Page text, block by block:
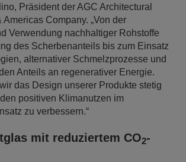
Präsident der AGC Architectural
Americas Company. „Von der
Verwendung nachhaltiger Rohstoffe
des Scherbenanteils bis zum Einsatz
alternativer Schmelzprozesse und
Anteils an regenerativer Energie.
das Design unserer Produkte stetig
positiven Klimanutzen im
zu verbessern.“
mit reduziertem CO2-